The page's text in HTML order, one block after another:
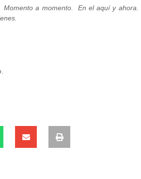
a momento. En el aquí y ahora.